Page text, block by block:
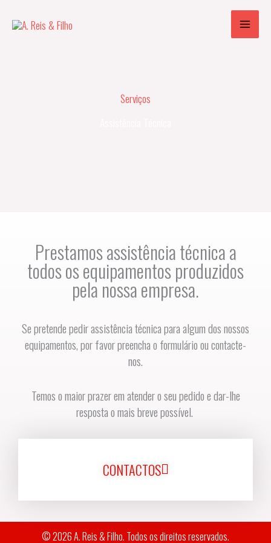
Serviços
Prestamos assistência técnica a
todos os equipamentos produzidos
pela nossa empresa.
Se pretende pedir assistência técnica para algum dos nossos
equipamentos, por favor preencha o formulário ou contacte-
nos.
Temos o maior prazer em atender o seu pedido e dar-lhe
resposta o mais breve possível.
CONTACTOS
© 2026 A. Reis & Filho. Todos os direitos reservados.